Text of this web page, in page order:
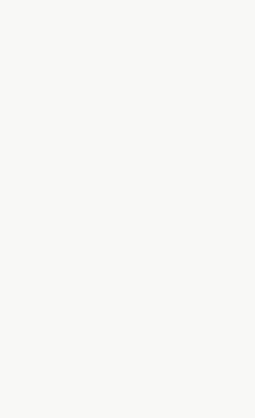
избежать
свойствами для
и приятной,
союзники и
деятельность